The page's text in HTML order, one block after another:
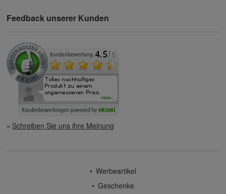
Feedback unserer Kunden
Schreiben Sie uns ihre Meinung
Werbeartikel
Geschenke